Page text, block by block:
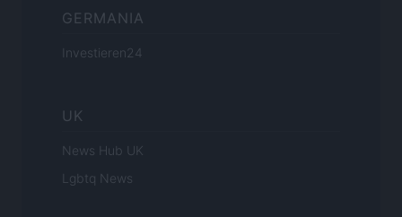
GERMANIA
Investieren24
UK
News Hub UK
Lgbtq News